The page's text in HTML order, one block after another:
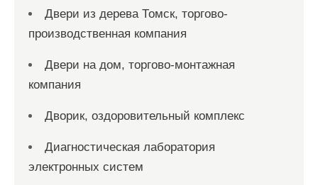
Двери из дерева Томск, торгово-
производственная компания
Двери на дом, торгово-монтажная
компания
Дворик, оздоровительный комплекс
Диагностическая лаборатория
электронных систем